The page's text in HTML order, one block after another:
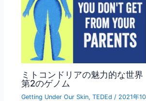
ミトコンドリアの魅力的な世
第2のゲノム
Getting Under Our Skin,TEDEd / 2021年